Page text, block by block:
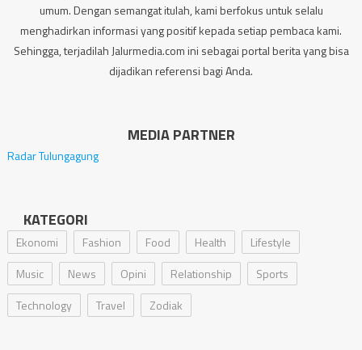
umum. Dengan semangat itulah, kami berfokus untuk selalu
menghadirkan informasi yang positif kepada setiap pembaca kami.
Sehingga, terjadilah Jalurmedia.com ini sebagai portal berita yang bisa
dijadikan referensi bagi Anda.
MEDIA PARTNER
Radar Tulungagung
KATEGORI
Ekonomi Fashion Food Health
Lifestyle
Music
News Opini Relationship
Sports
Technology
Travel Zodiak